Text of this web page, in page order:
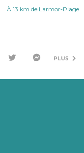
À 13 km de Larmor-Plage
TTER
ENG
PLUS